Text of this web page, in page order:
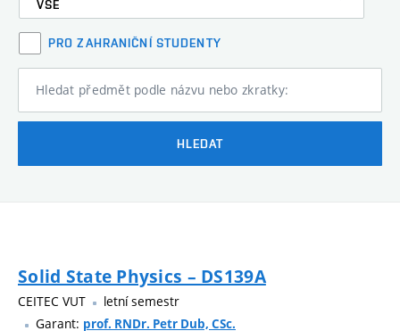
VŠE
PRO ZAHRANIČNÍ STUDENTY
Hledat předmět podle názvu nebo zkratky:
HLEDAT
Solid State Physics – DS139A
CEITEC VUT
letní semestr
Garant: prof. RNDr. Petr Dub, CSc.